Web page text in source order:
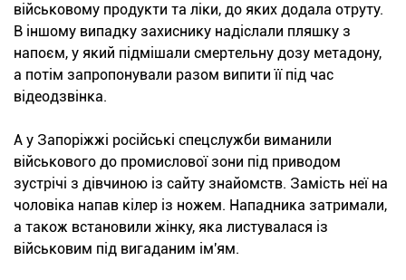
військовому продукти та ліки, до яких додала отруту.
В іншому випадку захиснику надіслали пляшку з
напоєм, у який підмішали смертельну дозу метадону,
а потім запропонували разом випити її під час
відеодзвінка.
А у Запоріжжі російські спецслужби виманили
військового до промислової зони під приводом
зустрічі з дівчиною із сайту знайомств. Замість неї на
чоловіка напав кілер із ножем. Нападника затримали,
а також встановили жінку, яка листувалася із
військовим під вигаданим ім'ям.